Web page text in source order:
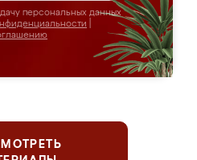
персональных данных